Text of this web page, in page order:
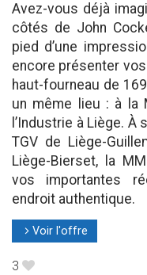
Avez-vous déjà
côtés de John
pied d’une
encore présenter
haut-fourneau de
un même lieu : à la
l’Industrie à Liège. À
TGV de Liège-
Liège-Bierset, la
vos importantes
endroit authentique.
l Voir l'offre
3 B